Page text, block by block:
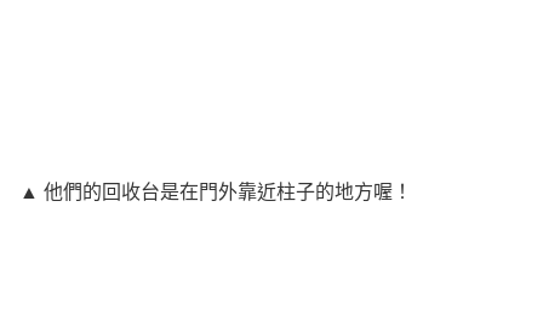
▲ 他們的回收台是在門外靠近柱子的地方喔！